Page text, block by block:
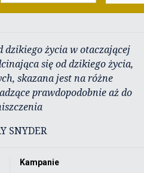
życia w otaczającej
się od dzikiego życia,
skazana jest na różne
prawdopodobnie aż do
SNYDER
Kampanie